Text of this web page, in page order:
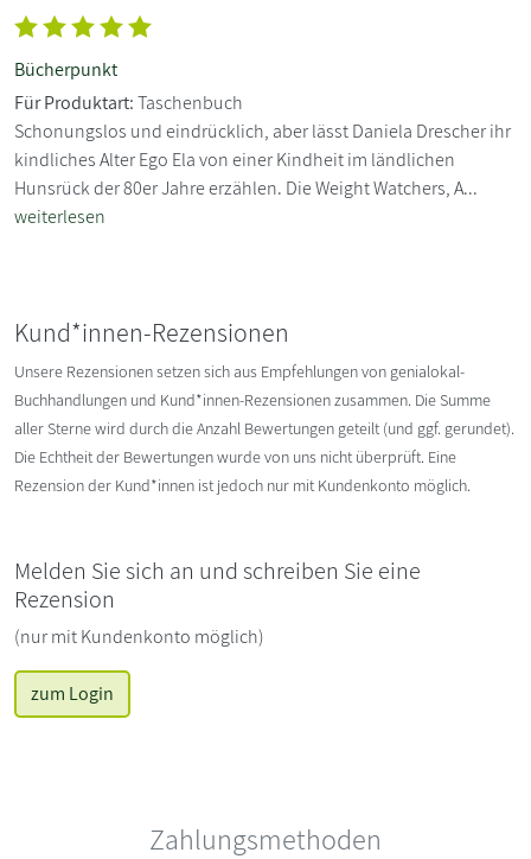
Bücherpunkt
Für Produktart:Taschenbuch
Schonungslos und eindrücklich, aber lässt Daniela Drescher ihr
kindliches Alter Ego Ela von einer Kindheit im ländlichen
Hunsrück der 80er Jahre erzählen. Die Weight Watchers, A...
weiterlesen
Kund*innen-Rezensionen
Unsere Rezensionen setzen sich aus Empfehlungen von genialokal-
Buchhandlungen und Kund*innen-Rezensionen zusammen. Die Summe
aller Sterne wird durch die Anzahl Bewertungen geteilt (und ggf. gerundet).
Die Echtheit der Bewertungen wurde von uns nicht überprüft. Eine
Rezension der Kund*innen ist jedoch nur mit Kundenkonto möglich.
Melden Sie sich an und schreiben Sie eine
Rezension
(nur mit Kundenkonto möglich)
zum Login
Zahlungsmethoden